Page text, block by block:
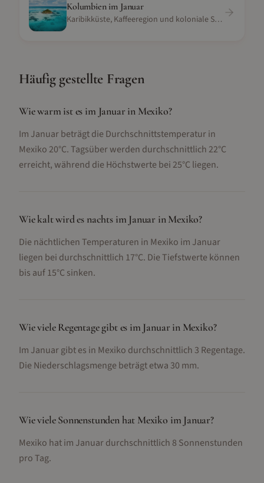
Kolumbienim Januar
Karibikküste, Kaffeeregion und koloniale Städte
Häufig gestellte Fragen
Wie warm ist es im Januar in Mexiko?
Im Januar beträgt die Durchschnittstemperatur in
Mexiko 20°C. Tagsüber werden durchschnittlich 22°C
erreicht, während die Höchstwerte bei 25°C liegen.
Wie kalt wird es nachts im Januar in Mexiko?
Die nächtlichen Temperaturen in Mexiko im Januar
liegen bei durchschnittlich 17°C. Die Tiefstwerte können
bis auf 15°C sinken.
Wie viele Regentage gibt es im Januar in Mexiko?
Im Januar gibt es in Mexiko durchschnittlich 3 Regentage.
Die Niederschlagsmenge beträgt etwa 30 mm.
Wie viele Sonnenstunden hat Mexiko im Januar?
Mexiko hat im Januar durchschnittlich 8 Sonnenstunden
pro Tag.